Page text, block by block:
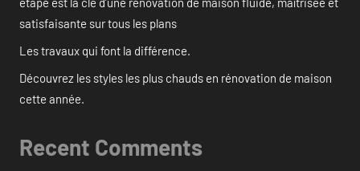
satisfaisante sur tous les plans
Les travaux qui font la différence.
Découvrez les styles les plus chauds en rénovation de maison
cette année.
Recent Comments